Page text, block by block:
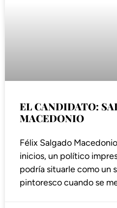
EL CANDIDATO:
MACEDONIO
Félix Salgado
inicios, un político
podría situarle como un
pintoresco cuando se